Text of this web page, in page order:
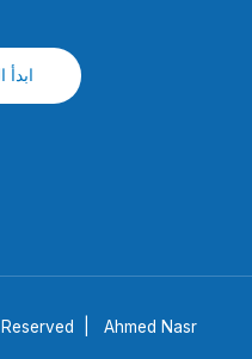
ابدأ
Reserved | Ahmed Nasr